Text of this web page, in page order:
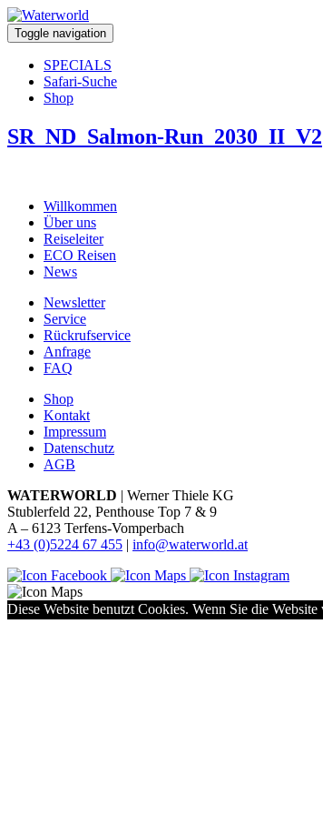
Toggle navigation
SPECIALS
Safari-Suche
Shop
SR_ND_Salmon-Run_2030_II_V2
Willkommen
Über uns
Reiseleiter
ECO Reisen
News
Newsletter
Service
Rückrufservice
Anfrage
FAQ
Shop
Kontakt
Impressum
Datenschutz
AGB
WATERWORLD | Werner Thiele KG
Stublerfeld 22, Penthouse Top 7 & 9
A – 6123 Terfens-Vomperbach
+43 (0)5224 67 455 | info@waterworld.at
Diese Website benutzt Cookies. Wenn Sie die